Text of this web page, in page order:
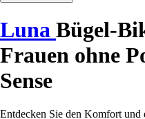
Luna Bügel-
Frauen ohne
Sense
Entdecken Sie den Komfort